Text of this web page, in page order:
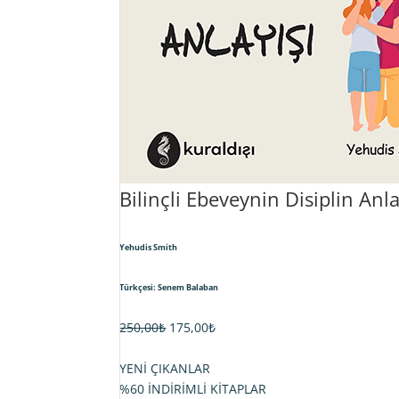
Bilinçli Ebeveynin Disiplin
Yehudis Smith
Türkçesi: Senem Balaban
250,00₺ Orijinal
250,00₺.
175,00₺Şu
175,00₺.
YENİ ÇIKANLAR
%60 İNDİRİMLİ KİTAPLAR